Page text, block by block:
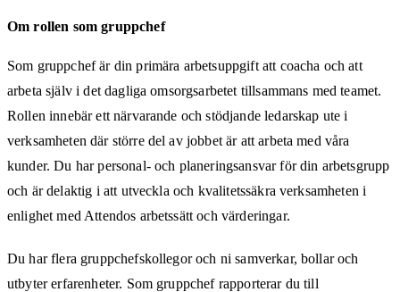
Om rollen som gruppchef
Som gruppchef är din primära arbetsuppgift att coacha och att
arbeta själv i det dagliga omsorgsarbetet tillsammans med teamet.
Rollen innebär ett närvarande och stödjande ledarskap ute i
verksamheten där större del av jobbet är att arbeta med våra
kunder. Du har personal- och planeringsansvar för din arbetsgrupp
och är delaktig i att utveckla och kvalitetssäkra verksamheten i
enlighet med Attendos arbetssätt och värderingar.
Du har flera gruppchefskollegor och ni samverkar, bollar och
utbyter erfarenheter. Som gruppchef rapporterar du till